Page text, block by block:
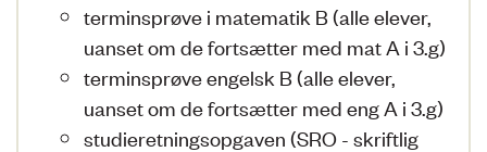
terminsprøve i matematik B (alle elever,
uanset om de fortsætter med mat A i 3.g)
terminsprøve engelsk B (alle elever,
uanset om de fortsætter med eng A i 3.g)
studieretningsopgaven (SRO - skriftlig